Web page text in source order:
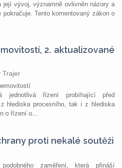
vývoj, významně ovlivněn názory a
Tento komentovaný zákon o
2. aktualizované
Trajer
jednotlivá řízení probíhající před
hlediska procesního, tak i z hlediska
o řízení o...
proti nekalé soutěži
zaměření, která přináší